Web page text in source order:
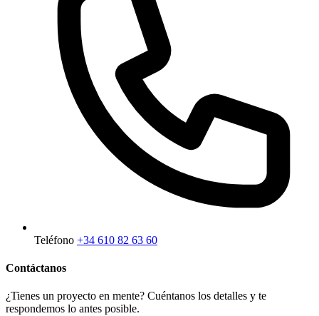
Teléfono +34 610 82 63 60
Contáctanos
¿Tienes un proyecto en mente? Cuéntanos los detalles y te
respondemos lo antes posible.